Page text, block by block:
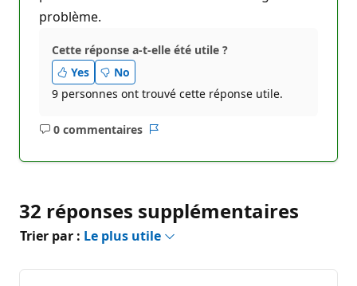
problème.
Cette réponse a-t-elle été utile ?
Yes
No
9 personnes ont trouvé cette réponse utile.
0 commentaires
Aucun
32 réponses supplémentaires
Trier par : Le plus utile